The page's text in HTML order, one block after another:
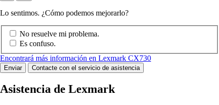
Lo sentimos. ¿Cómo podemos mejorarlo?
No resuelve mi problema.
Es confuso.
Encontrará más información en Lexmark CX730
Enviar Contacte con el servicio de asistencia
Asistencia de Lexmark